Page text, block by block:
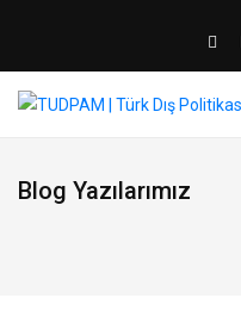
Blog Yazılarımız